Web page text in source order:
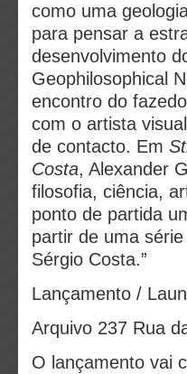
como uma
para pensar a
desenvolvimento
Geophilosophical
encontro do
com o artista
de contacto. Em
Costa, Alexander
filosofia, ciência,
ponto de partida
partir de uma
Sérgio Costa.”
Lançamento /
Arquivo 237 Rua
O lançamento vai